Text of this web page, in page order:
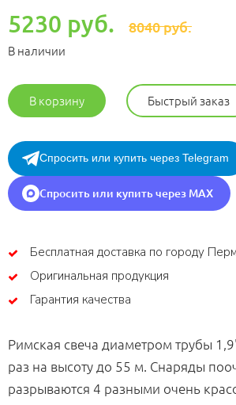
5230 руб. 8040 руб.
В наличии
В корзину Быстрый заказ
Спросить или купить через Telegram
Спросить или купить через MAX
Бесплатная доставка по городу
Оригинальная продукция
Гарантия качества
Римская свеча диаметром трубы
раз на высоту до 55 м. Снаряды
разрываются 4 разными очень